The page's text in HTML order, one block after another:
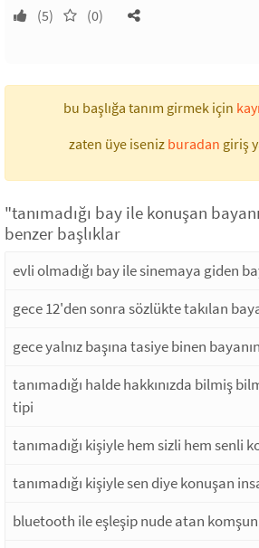
(5) (0)
bu başlığa tanım girmek için
zaten üye iseniz buradan giriş
"tanımadığı bay ile konuşan
benzer başlıklar
evli olmadığı bay ile sinemaya giden
gece 12'den sonra sözlükte takılan
gece yalnız başına tasiye binen
tanımadığı halde hakkınızda bilmiş
tipi
tanımadığı kişiyle hem sizli hem senli
tanımadığı kişiyle sen diye konuşan
bluetooth ile eşleşip nude atan